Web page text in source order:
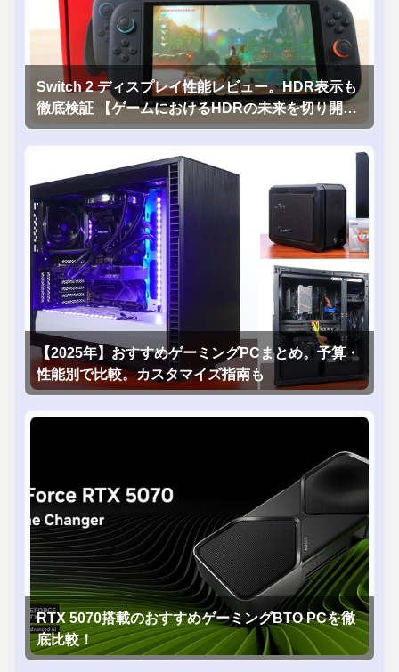
Switch 2 ディスプレイ性能レビュー。HDR表示も
徹底検証 【ゲームにおけるHDRの未来を切り開く
1台！】
【2025年】おすすめゲーミングPCまとめ。予算・
性能別で比較。カスタマイズ指南も
RTX 5070搭載のおすすめゲーミングBTO PCを徹
底比較！